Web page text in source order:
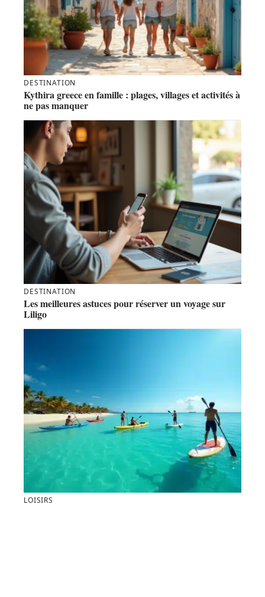
DESTINATION
Kythira greece en famille : plages, villages et activités à
ne pas manquer
DESTINATION
Les meilleures astuces pour réserver un voyage sur
Liligo
LOISIRS